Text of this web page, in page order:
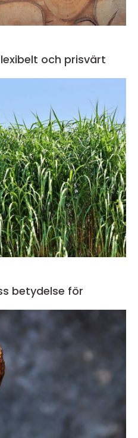
och prisvärt
betydelse för